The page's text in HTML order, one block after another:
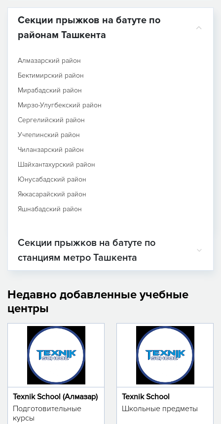
Секции прыжков на батуте по
районам Ташкента
Алмазарский район
Бектимирский район
Мирабадский район
Мирзо-Улугбекский район
Сергелийский район
Учтепинский район
Чиланзарский район
Шайхантахурский район
Юнусабадский район
Яккасарайский район
Яшнабадский район
Секции прыжков на батуте по
станциям метро Ташкента
Недавно добавленные учебные
центры
Texnik School (Алмазар)
Подготовительные
курсы
Texnik School
Школьные предметы